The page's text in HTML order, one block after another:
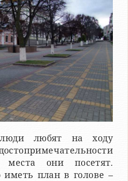
любят на ходу
они посетят.
план в голове –